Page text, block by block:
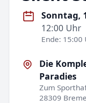
Sonntag,
12:00 Uhr
Ende: 15:00
Die
Paradies
Zum
28309